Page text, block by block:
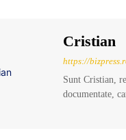
Cristian
https://
Sunt Cristian,
documentate,